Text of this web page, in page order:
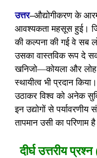
उत्तर–औद्योगीकरण के
आवश्यकता महसूस हुई।
की कल्पना की गई वे सब
उसका वास्तविक रूप दे
खनिजो—कोयला और लोह
स्थायीत्व भी प्रदान
उठाकर विश्व को अनेक
इन उद्योगों से
तापमान उसी का परिणाम
दीर्घ उत्तरीय